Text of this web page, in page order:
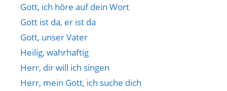
Gott, ich höre auf dein Wort
Gott ist da, er ist da
Gott, unser Vater
Heilig, wahrhaftig
Herr, dir will ich singen
Herr, mein Gott, ich suche dich